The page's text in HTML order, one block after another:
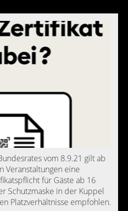
vom 8.9.21 gilt ab
Veranstaltungen eine
für Gäste ab 16
Schutzmaske in der Kuppel
Platzverhältnisse empfohlen.